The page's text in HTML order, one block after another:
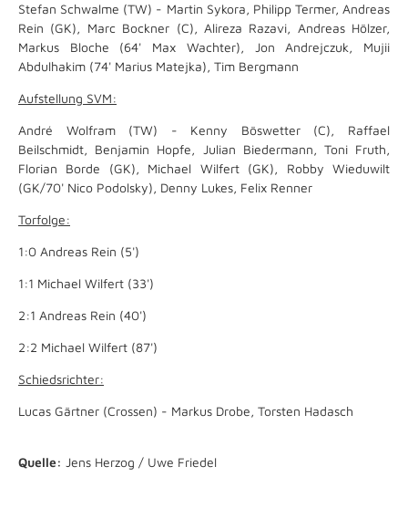
Stefan Schwalme (TW) - Martin Sykora, Philipp Termer, Andreas
Rein (GK), Marc Bockner (C), Alireza Razavi, Andreas Hölzer,
Markus Bloche (64' Max Wachter), Jon Andrejczuk, Mujii
Abdulhakim (74' Marius Matejka), Tim Bergmann
Aufstellung SVM:
André Wolfram (TW) - Kenny Böswetter (C), Raffael
Beilschmidt, Benjamin Hopfe, Julian Biedermann, Toni Fruth,
Florian Borde (GK), Michael Wilfert (GK), Robby Wieduwilt
(GK/70' Nico Podolsky), Denny Lukes, Felix Renner
Torfolge:
1:0 Andreas Rein (5')
1:1 Michael Wilfert (33')
2:1 Andreas Rein (40')
2:2 Michael Wilfert (87')
Schiedsrichter:
Lucas Gärtner (Crossen) - Markus Drobe, Torsten Hadasch
Quelle: Jens Herzog / Uwe Friedel